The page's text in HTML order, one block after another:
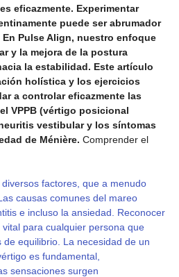
eficazmente. Experimentar
puede ser abrumador
Pulse Align, nuestro enfoque
y la mejora de la postura
la estabilidad. Este artículo
holística y los ejercicios
a controlar eficazmente las
VPPB (vértigo posicional
vestibular y los síntomas
de Ménière. Comprender el
factores, que a menudo
causas comunes del mareo
e incluso la ansiedad. Reconocer
para cualquier persona que
equilibrio. La necesidad de un
es fundamental,
sensaciones surgen